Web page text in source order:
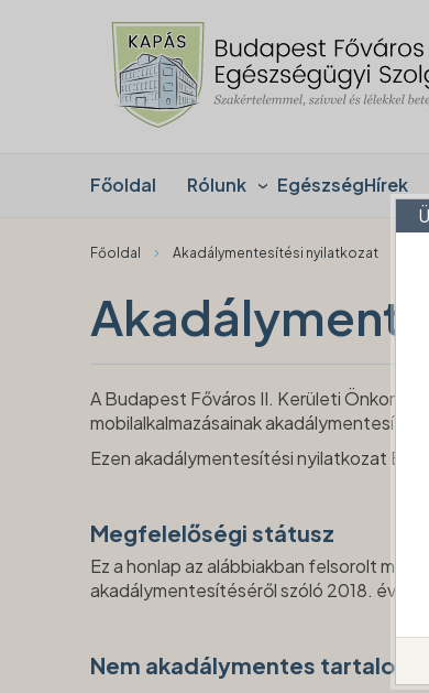
Főoldal Rólunk EgészségHírek
Főoldal › Akadálymentesítési nyilatkozat
A Budapest Főváros II. Kerületi
mobilalkalmazásainak
Ezen akadálymentesítési nyilatkozat
Megfelelőségi státusz
Ez a honlap az alábbiakban felsorolt
akadálymentesítéséről szóló 2018. évi
Nem akadálymentes tartalom: -